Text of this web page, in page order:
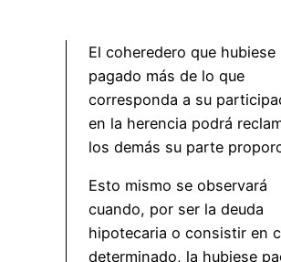
El coheredero que hubiese
pagado más de lo que
corresponda a su
en la herencia podrá
los demás su parte
Esto mismo se observará
cuando, por ser la deuda
hipotecaria o consistir en
determinado, la hubiese